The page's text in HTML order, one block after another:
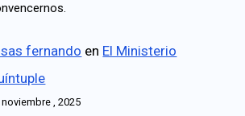
fernando en El Ministerio
noviembre , 2025